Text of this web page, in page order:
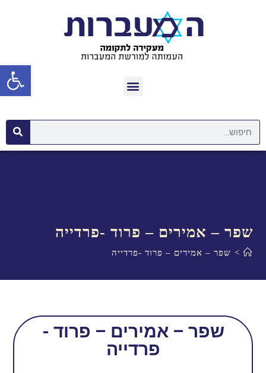
שפר – אמירים – פרוד -פרדייה
> שפר – אמירים – פרוד -פרדייה
שפר – אמירים – פרוד -
פרדייה
פתח סרגל נגישות